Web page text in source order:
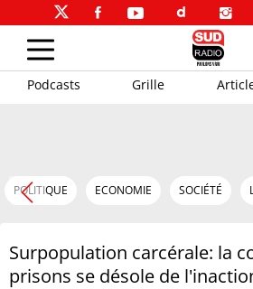
Podcasts Grille
POLITIQUE ECONOMIE SOCIÉTÉ
Surpopulation carcérale: la
prisons se désole de